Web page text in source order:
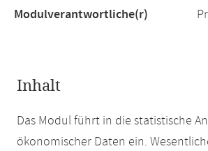
Modulverantwortliche(r)
Inhalt
Das Modul führt in die statistische
ökonomischer Daten ein.